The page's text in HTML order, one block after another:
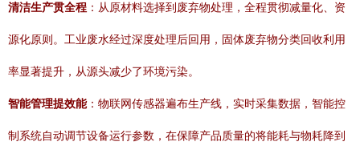
清洁生产贯全程 ：从原材料选择到废弃物处理，全程贯彻减量化、资
源化原则。工业废水经过深度处理后回用，固体废弃物分类回收利用
率显著提升，从源头减少了环境污染。
智能管理提效能：物联网传感器遍布生产线，实时采集数据，智能控
制系统自动调节设备运行参数，在保障产品质量的将能耗与物耗降到